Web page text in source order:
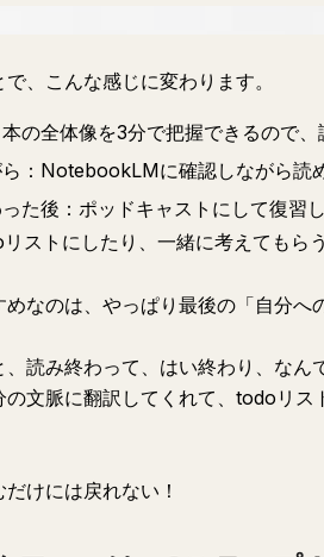
、こんな感じに変わります。
の全体像を3分で把握できるので
：NotebookLMに確認しながら読
た後：ポッドキャストにして復習
ストにしたり、一緒に考えてもらう
なのは、やっぱり最後の「自分へ
、読み終わって、はい終わり、な
の文脈に翻訳してくれて、todoリ
けには戻れない！